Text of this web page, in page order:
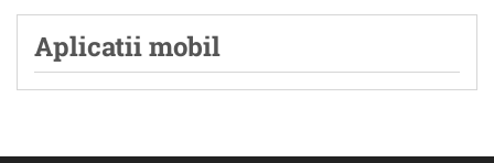
Aplicatii mobil